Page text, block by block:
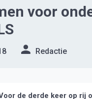
voor
Redactie
de derde keer op rij